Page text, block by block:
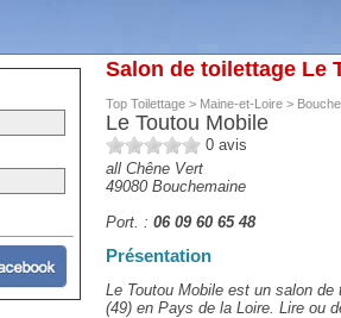
Salon de toilettage Le
Top Toilettage > Maine-et-Loire >
Le Toutou Mobile
0 avis
all Chêne Vert
49080 Bouchemaine
Port. : 06 09 60 65 48
Présentation
Le Toutou Mobile est un salon
(49) en Pays de la Loire. Lire ou